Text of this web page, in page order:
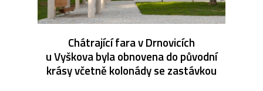
Chátrající fara v Drnovicích
u Vyškova byla obnovena do původní
krásy včetně kolonády se zastávkou